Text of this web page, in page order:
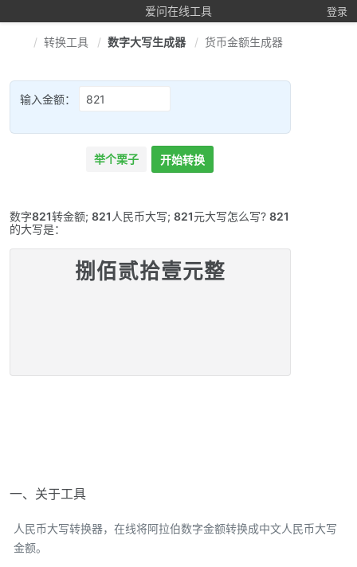
爱问在线工具 登录
转换工具 数字大写生成器 货币金额生成器
输入金额：
举个栗子 开始转换
数字821转金额; 821 人民币大写; 821元大写怎么写? 821
的大写是：
捌佰贰拾壹元整
一、关于工具
人民币大写转换器，在线将阿拉伯数字金额转换成中文人民币大写
金额。